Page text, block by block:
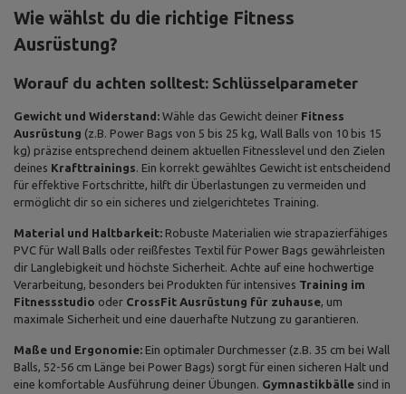
Wie wählst du die richtige Fitness
Ausrüstung?
Worauf du achten solltest: Schlüsselparameter
Gewicht und Widerstand: Wähle das Gewicht deiner Fitness
Ausrüstung (z.B. Power Bags von 5 bis 25 kg, Wall Balls von 10 bis 15
kg) präzise entsprechend deinem aktuellen Fitnesslevel und den Zielen
deines Krafttrainings. Ein korrekt gewähltes Gewicht ist entscheidend
für effektive Fortschritte, hilft dir Überlastungen zu vermeiden und
ermöglicht dir so ein sicheres und zielgerichtetes Training.
Material und Haltbarkeit: Robuste Materialien wie strapazierfähiges
PVC für Wall Balls oder reißfestes Textil für Power Bags gewährleisten
dir Langlebigkeit und höchste Sicherheit. Achte auf eine hochwertige
Verarbeitung, besonders bei Produkten für intensives Training im
Fitnessstudio oder CrossFit Ausrüstung für zuhause, um
maximale Sicherheit und eine dauerhafte Nutzung zu garantieren.
Maße und Ergonomie: Ein optimaler Durchmesser (z.B. 35 cm bei Wall
Balls, 52-56 cm Länge bei Power Bags) sorgt für einen sicheren Halt und
eine komfortable Ausführung deiner Übungen. Gymnastikbälle sind in